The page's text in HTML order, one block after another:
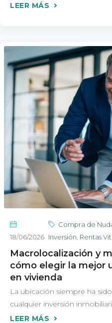
18/06/2026
Compra de
Inversión Rentas
Macrolocalización y
cómo elegir la mejor
en vivienda
La ubicación siempre ha
cualquier inversión